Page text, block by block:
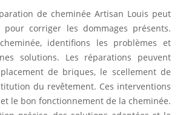
de cheminée Artisan Louis peut
corriger les dommages présents.
identifions les problèmes et
solutions. Les réparations peuvent
de briques, le scellement de
du revêtement. Ces interventions
le bon fonctionnement de la cheminée.